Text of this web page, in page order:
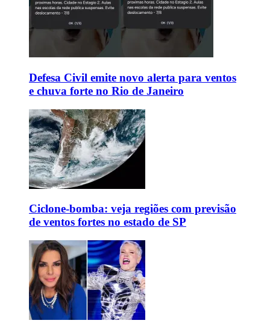
Defesa Civil emite novo alerta para ventos
e chuva forte no Rio de Janeiro
Ciclone-bomba: veja regiões com previsão
de ventos fortes no estado de SP